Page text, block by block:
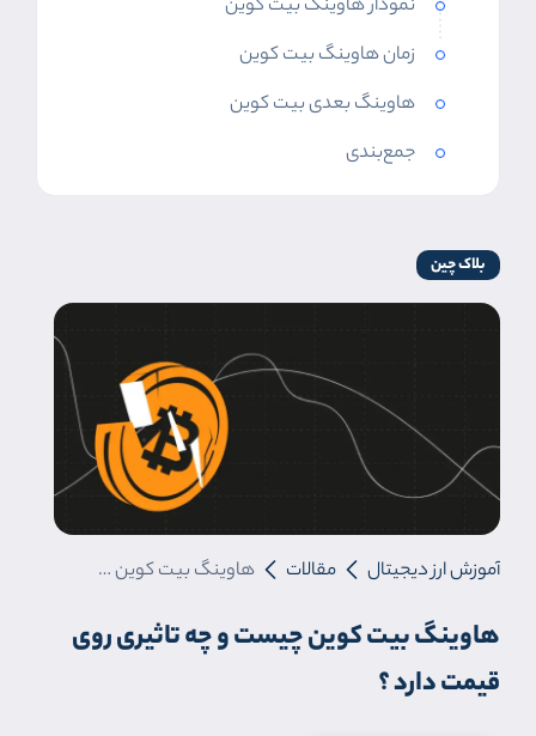
نمودار هاوینگ بیت کوین
زمان هاوینگ بیت کوین
هاوینگ بعدی بیت کوین
جمع‌بندی
بلاک چین
آموزش ارز دیجیتال مقالات هاوینگ بیت کوین چیست و چه تاثیری روی قیمت دارد ؟
هاوینگ بیت کوین چیست و چه تاثیری روی
قیمت دارد ؟